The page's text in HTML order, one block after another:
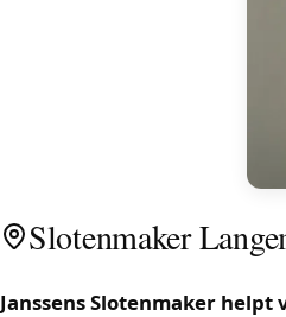
Slotenmaker
Janssens Slotenmaker